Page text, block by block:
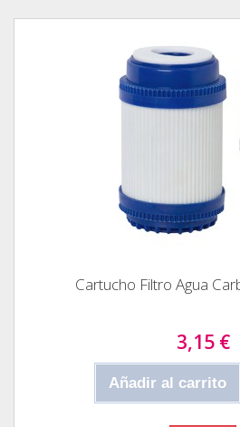
Cartucho Filtro Agua
3,15 €
Añadir al carrito